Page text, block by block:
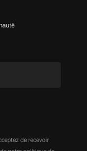
de recevoir